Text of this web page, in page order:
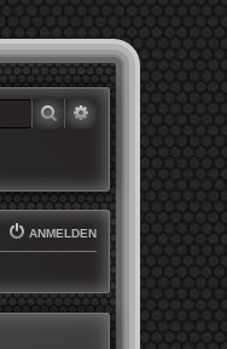
SUCHE
ANMELDEN